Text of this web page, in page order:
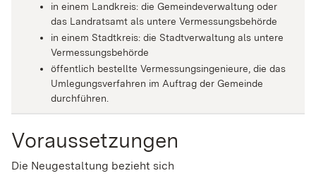
in einem Landkreis: die Gemeindeverwaltung oder
das Landratsamt als untere Vermessungsbehörde
in einem Stadtkreis: die Stadtverwaltung als untere
Vermessungsbehörde
öffentlich bestellte Vermessungsingenieure, die das
Umlegungsverfahren im Auftrag der Gemeinde
durchführen.
Voraussetzungen
Die Neugestaltung bezieht sich